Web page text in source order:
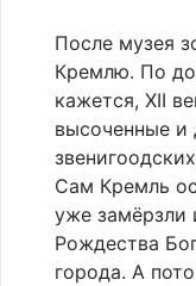
После музея
Кремлю. По
кажется, XII
высоченные и
Сам Кремль
уже замёрзли
Рождества
города. А